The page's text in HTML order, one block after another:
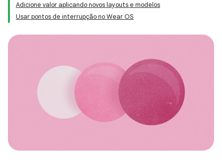
Adicione valor aplicando novos layouts e modelos
Usar pontos de interrupção no Wear OS